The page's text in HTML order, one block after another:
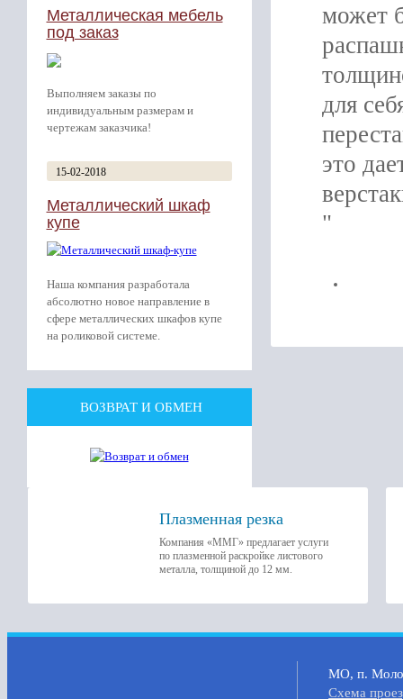
Металлическая мебель
под заказ
Выполняем заказы по
индивидуальным размерам и
чертежам заказчика!
15-02-2018
Металлический шкаф
купе
Наша компания разработала
абсолютно новое направление в
сфере металлических шкафов купе
на роликовой системе.
ВОЗВРАТ И ОБМЕН
может
для
это
"
Плазменная резка
Компания «ММГ» предлагает услуги
по плазменной раскройке листового
металла, толщиной до 12 мм.
МО, п.
Cхема